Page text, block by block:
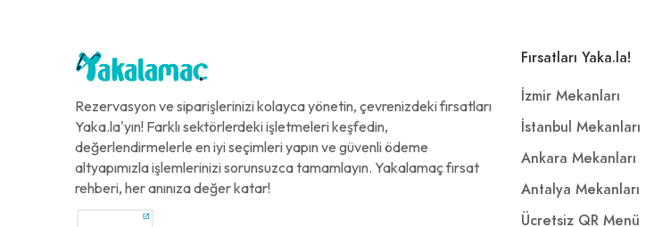
Rezervasyon ve siparişlerinizi kolayca yönetin, çevrenizdeki fırsatları
Yaka.la'yın! Farklı sektörlerdeki işletmeleri keşfedin,
değerlendirmelerle en iyi seçimleri yapın ve güvenli ödeme
altyapımızla işlemlerinizi sorunsuzca tamamlayın. Yakalamaç fırsat
rehberi, her anınıza değer katar!
Fırsatları Yaka.la!
İzmir Mekanları
İstanbul Mekanları
Ankara Mekanları
Antalya Mekanları
Ücretsiz QR Menü